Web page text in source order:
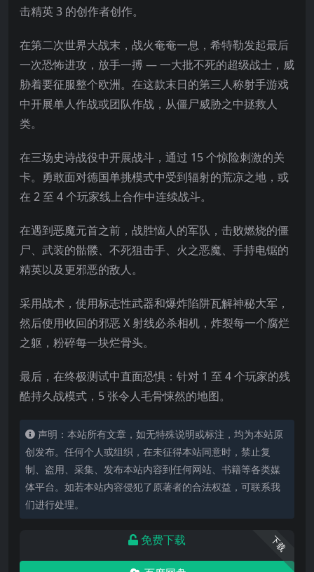
击精英 3 的创作者创作。
在第二次世界大战末，战火奄奄一息，希特勒发起最后
一次恐怖进攻，放手一搏 — 一大批不死的超级战士，威
胁着要征服整个欧洲。在这款末日的第三人称射手游戏
中开展单人作战或团队作战，从僵尸威胁之中拯救人
类。
在三场史诗战役中开展战斗，通过 15 个惊险刺激的关
卡。勇敢面对德国单挑模式中受到辐射的荒凉之地，或
在 2 至 4 个玩家线上合作中连续战斗。
在遇到恶魔元首之前，战胜恼人的军队，击败燃烧的僵
尸、武装的骷髅、不死狙击手、火之恶魔、手持电锯的
精英以及更邪恶的敌人。
采用战术，使用标志性武器和爆炸陷阱瓦解神秘大军，
然后使用收回的邪恶 X 射线必杀相机，炸裂每一个腐烂
之躯，粉碎每一块烂骨头。
最后，在终极测试中直面恐惧：针对 1 至 4 个玩家的残
酷持久战模式，5 张令人毛骨悚然的地图。
声明：本站所有文章，如无特殊说明或标注，均为本站原
创发布。任何个人或组织，在未征得本站同意时，禁止复
制、盗用、采集、发布本站内容到任何网站、书籍等各类媒
体平台。如若本站内容侵犯了原著者的合法权益，可联系我
们进行处理。
下载
免费下载